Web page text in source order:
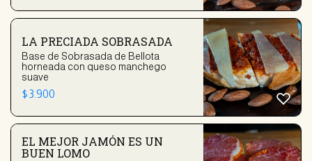
LA PRECIADA SOBRASADA
Base de Sobrasada de Bellota
horneada con queso manchego
suave
$3.900
EL MEJOR JAMÓN ES UN
BUEN LOMO